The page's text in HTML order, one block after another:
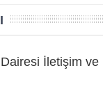
İletişim ve